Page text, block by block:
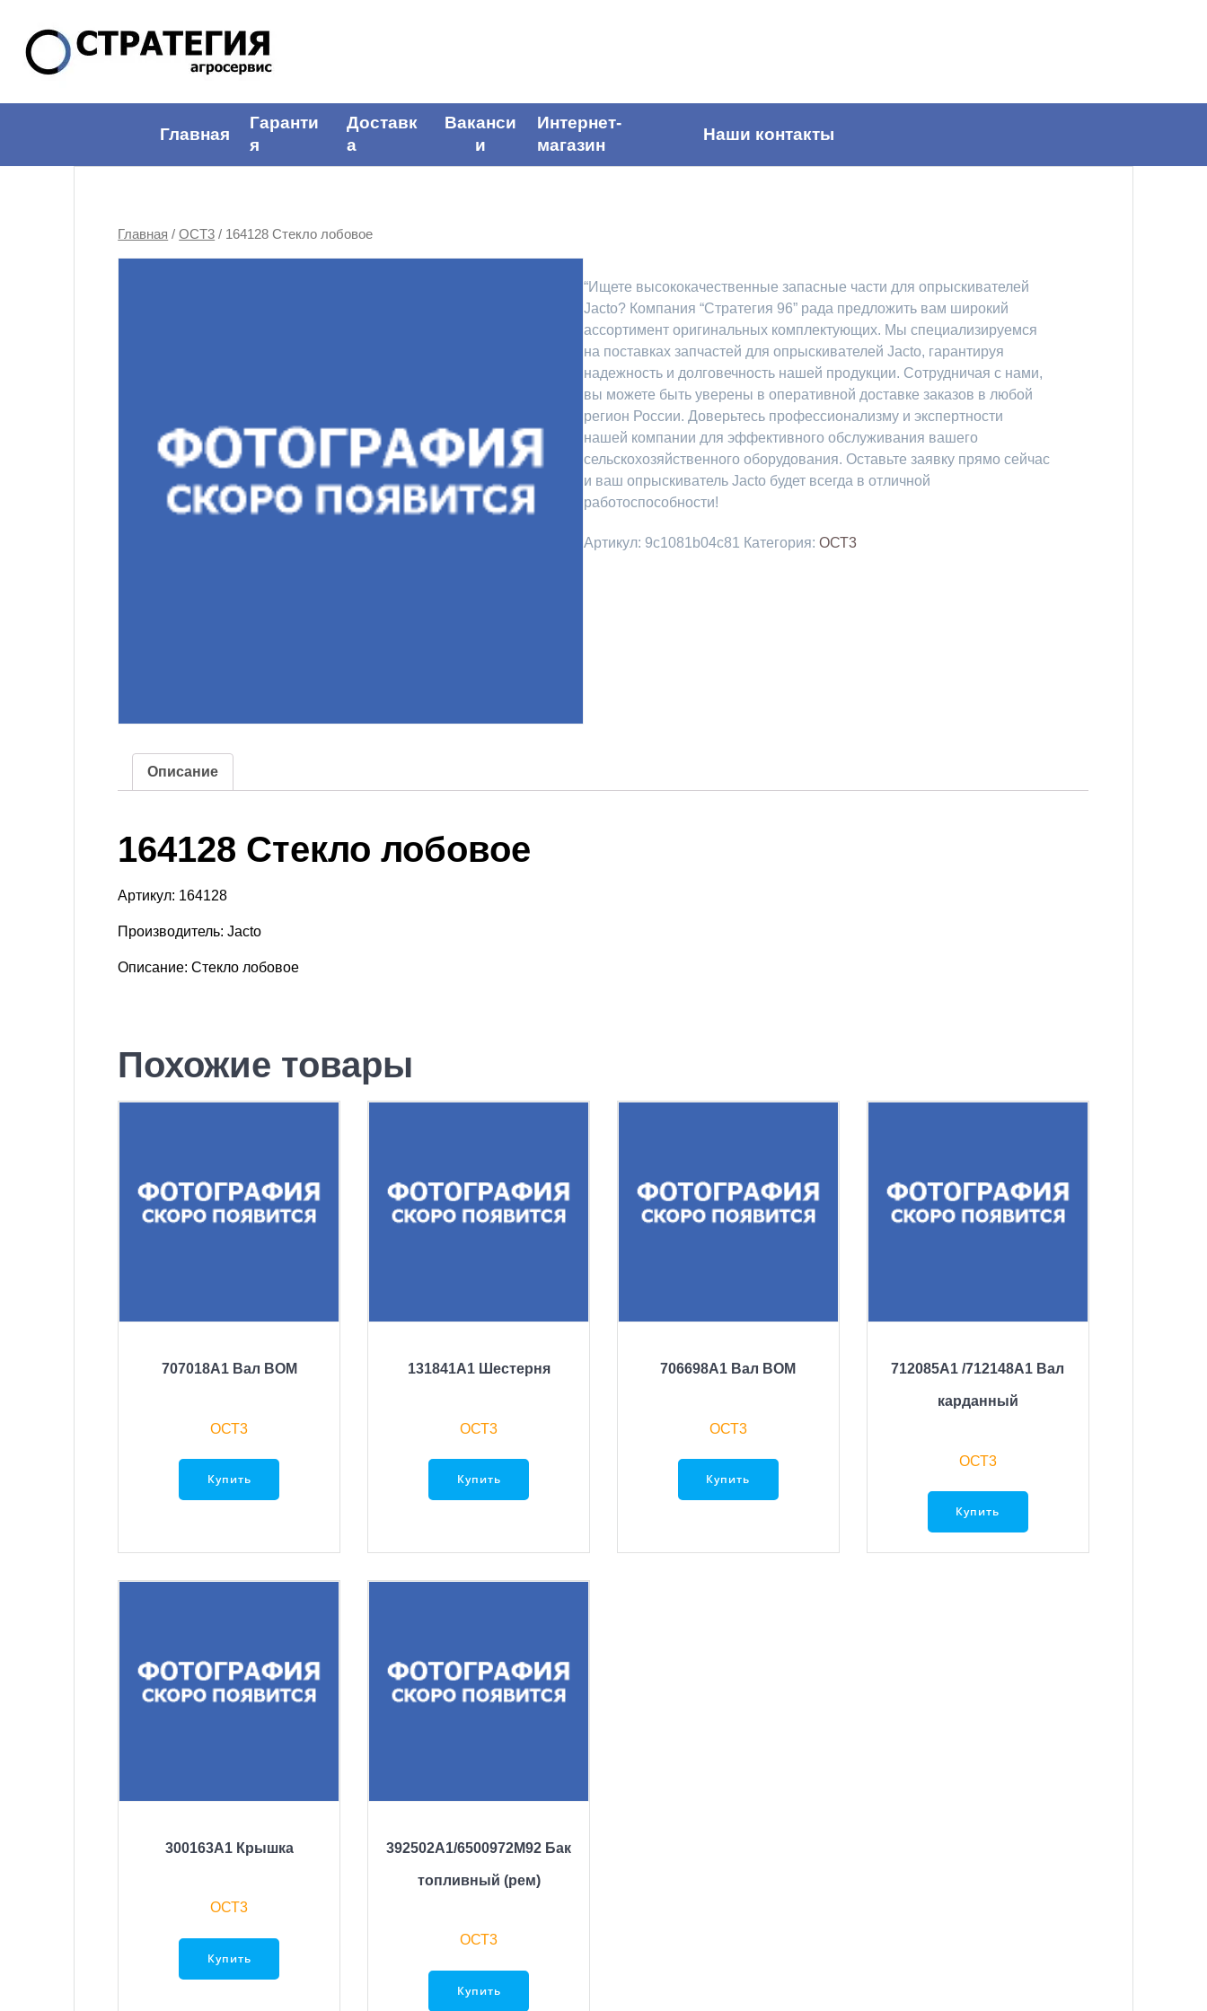
Главная
Гаранти
я
Доставк
а
Ваканси
и
Интернет-
магазин
Наши контакты
Главная /ОСТ3 / 164128 Стекло лобовое
“Ищете высококачественные запасные части для опрыскивателей
Jacto? Компания “Стратегия 96” рада предложить вам широкий
ассортимент оригинальных комплектующих. Мы специализируемся
на поставках запчастей для опрыскивателей Jacto, гарантируя
надежность и долговечность нашей продукции. Сотрудничая с нами,
вы можете быть уверены в оперативной доставке заказов в любой
регион России. Доверьтесь профессионализму и экспертности
нашей компании для эффективного обслуживания вашего
сельскохозяйственного оборудования. Оставьте заявку прямо сейчас
и ваш опрыскиватель Jacto будет всегда в отличной
работоспособности!
Артикул: 9c1081b04c81 Категория:ОСТ3
Описание
164128 Стекло лобовое
Артикул: 164128
Производитель: Jacto
Описание: Стекло лобовое
Похожие товары
707018A1 Вал ВОМ
ОСТ3
Купить
131841A1 Шестерня
ОСТ3
Купить
706698A1 Вал ВОМ
ОСТ3
Купить
712085A1 /712148A1 Вал
карданный
ОСТ3
Купить
300163A1 Крышка
ОСТ3
Купить
392502A1/6500972M92 Бак
топливный (рем)
ОСТ3
Купить